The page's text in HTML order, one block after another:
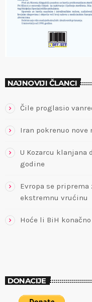
NAJNOVIJI ČLANCI
Čile proglasio
Iran pokrenuo nove
U Kozarcu klanjana
godine
Evropa se
ekstremnu vrućinu
Hoće li BiH
DONACIJE